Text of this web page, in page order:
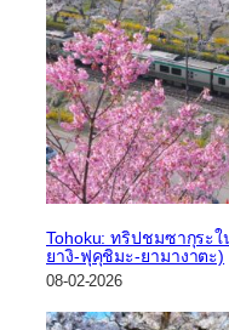
Tohoku: ทริปชมซากุระ
ยางิ-ฟุคุชิมะ-ยามางาตะ)
08-02-2026